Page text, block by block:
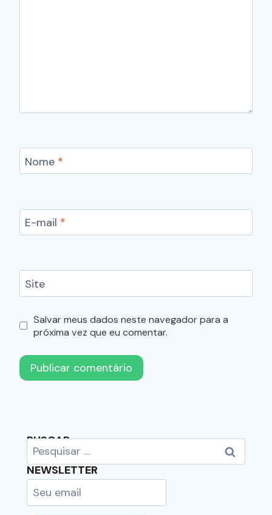
Nome *
E-mail *
Site
Salvar meus dados neste navegador para a
próxima vez que eu comentar.
BUSCAR
NEWSLETTER